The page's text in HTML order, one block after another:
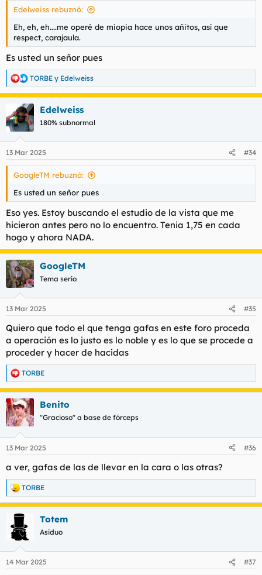
Edelweiss rebuznó:
Eh, eh, eh....me operé de miopia hace unos añitos, así que
respect, carajaula.
Es usted un señor pues
R
e
a
c
c
i
e
s
TORBE y Edelweiss
Edelweiss
180% subnormal
13 Mar 2025 #34
GoogleTM rebuznó:
Es usted un señor pues
Eso yes. Estoy buscando el estudio de la vista que me
hicieron antes pero no lo encuentro. Tenia 1,75 en cada
hogo y ahora NADA.
GoogleTM
Tema serio
13 Mar 2025 #35
Quiero que todo el que tenga gafas en este foro proceda
a operación es lo justo es lo noble y es lo que se procede a
proceder y hacer de hacidas
R
e
a
c
c
i
e
:
TORBE
Benito
"Gracioso" a base de fórceps
13 Mar 2025 #36
a ver, gafas de las de llevar en la cara o las otras?
R
e
a
c
i
e
TORBE
Totem
Asiduo
14 Mar 2025 #37